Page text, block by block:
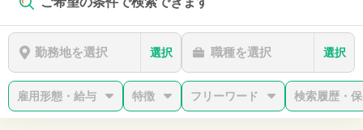
勤務地を選択 選択 職種を選択 選択
雇用形態・給与 特徴 フリーワード 検索履歴・